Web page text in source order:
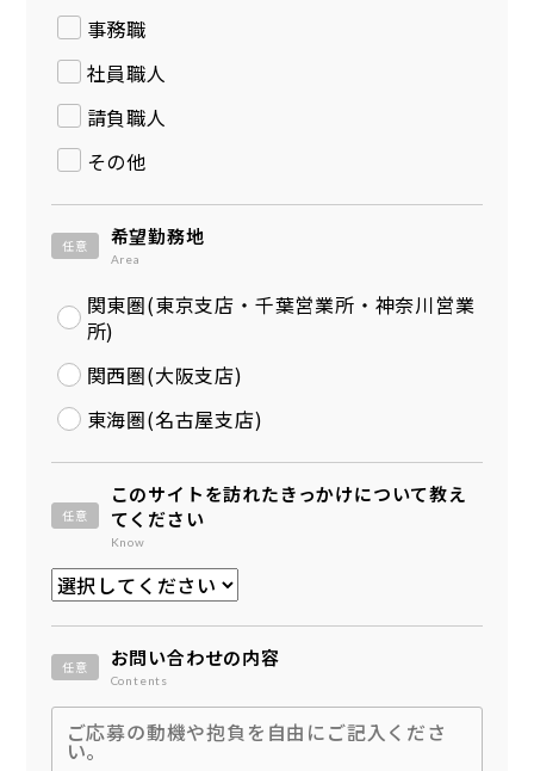
事務職
社員職人
請負職人
その他
任意 希望勤務地
Area
関東圏(東京支店・千葉営業所・神奈川営業
所)
関西圏(大阪支店)
東海圏(名古屋支店)
任意
このサイトを訪れたきっかけについて教え
てください
Know
任意 お問い合わせの内容
Contents